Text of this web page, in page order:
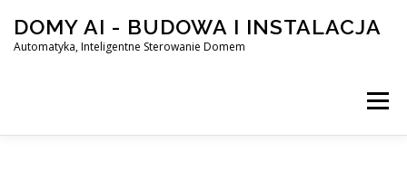
content
DOMY AI - BUDOWA I INSTALACJA
Automatyka, Inteligentne Sterowanie Domem
Menu